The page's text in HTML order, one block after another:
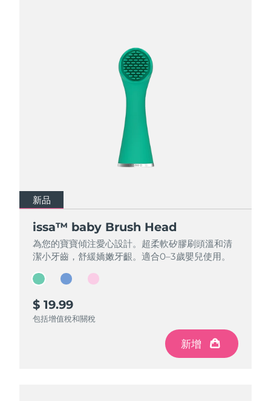
新品
issa™ baby Brush Head
為您的寶寶傾注愛心設計。超柔軟矽膠刷頭溫和清
潔小牙齒，舒緩嬌嫩牙齦。適合0–3歲嬰兒使用。
$ 19.99
包括增值稅和關稅
新增
新品
issa™ baby Brush Head
為您的寶寶傾注愛心設計。超柔軟矽膠刷頭溫和清
潔小牙齒，舒緩嬌嫩牙齦。適合0–3歲嬰兒使用。
$ 19.99
包括增值稅和關稅
新增
新品
issa™ baby Brush Head
為您的寶寶傾注愛心設計。超柔軟矽膠刷頭溫和清
潔小牙齒，舒緩嬌嫩牙齦。適合0–3歲嬰兒使用。
$ 19.99
包括增值稅和關稅
新增